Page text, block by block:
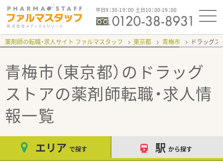
平日9：30-19：00 土日10：00-19：00
薬剤師の転職・求人サイト ファルマスタッフ 東京都 青梅市 ドラッグ
青梅市（東京都）のドラッグ
ストアの薬剤師転職・求人情
報一覧
エリア で探す 駅 から探す